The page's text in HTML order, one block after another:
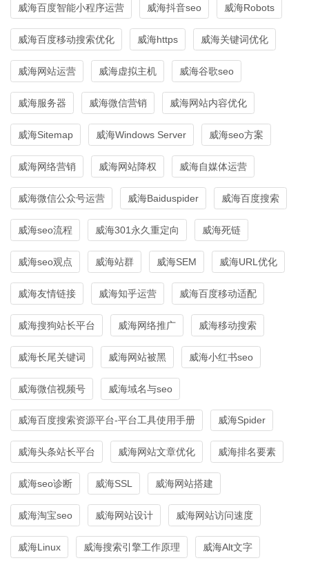
威海百度智能小程序运营 威海抖音seo 威海Robots
威海百度移动搜索优化 威海https 威海关键词优化
威海网站运营 威海虚拟主机 威海谷歌seo
威海服务器 威海微信营销 威海网站内容优化
威海Sitemap 威海Windows Server 威海seo方案
威海网络营销 威海网站降权 威海自媒体运营
威海微信公众号运营 威海Baiduspider 威海百度搜索
威海seo流程 威海301永久重定向 威海死链
威海seo观点 威海站群 威海SEM 威海URL优化
威海友情链接 威海知乎运营 威海百度移动适配
威海搜狗站长平台 威海网络推广 威海移动搜索
威海长尾关键词 威海网站被黑 威海小红书seo
威海微信视频号 威海域名与seo
威海百度搜索资源平台-平台工具使用手册 威海Spider
威海头条站长平台 威海网站文章优化 威海排名要素
威海seo诊断 威海SSL 威海网站搭建
威海淘宝seo 威海网站设计 威海网站访问速度
威海Linux 威海搜索引擎工作原理 威海Alt文字